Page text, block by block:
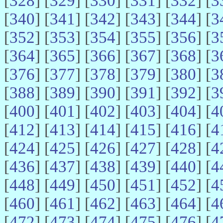
[340] [341] [342] [343] [344] [
[352] [353] [354] [355] [356] [
[364] [365] [366] [367] [368] [
[376] [377] [378] [379] [380] [
[388] [389] [390] [391] [392] [
[400] [401] [402] [403] [404] [
[412] [413] [414] [415] [416] [
[424] [425] [426] [427] [428] [
[436] [437] [438] [439] [440] [
[448] [449] [450] [451] [452] [
[460] [461] [462] [463] [464] [